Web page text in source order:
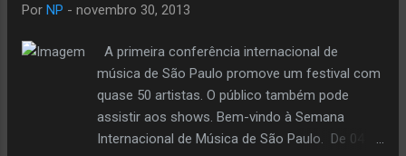
Por NP - novembro 30, 2013
A primeira conferência internacional de
música de São Paulo promove um festival com
quase 50 artistas. O público também pode
assistir aos shows. Bem-vindo à Semana
Internacional de Música de São Paulo. De 04 a